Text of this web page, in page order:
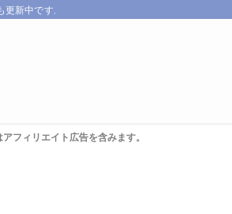
新中です。
フィリエイト広告を含みます。